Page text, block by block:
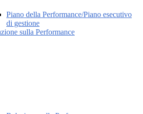
Piano della Performance/Piano esecutivo
di gestione
sulla Performance